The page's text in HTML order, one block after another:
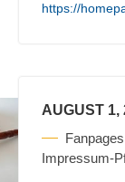
https://
AUGUST 1,
Impressum-